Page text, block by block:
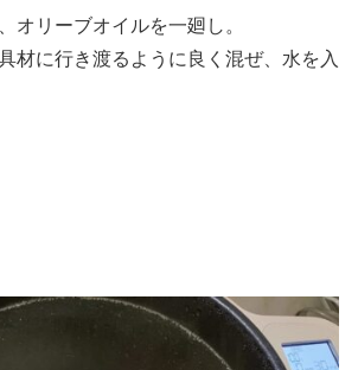
オリーブオイルを一廻し。
材に行き渡るように良く混ぜ、水を入